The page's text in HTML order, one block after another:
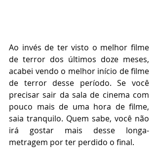
Ao invés de ter visto o melhor filme
de terror dos últimos doze meses,
acabei vendo o melhor início de filme
de terror desse período. Se você
precisar sair da sala de cinema com
pouco mais de uma hora de filme,
saia tranquilo. Quem sabe, você não
irá gostar mais desse longa-
metragem por ter perdido o final.